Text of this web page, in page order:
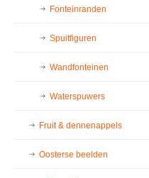
Fonteinranden
Spuitfiguren
Wandfonteinen
Waterspuwers
Fruit & dennenappels
Oosterse beelden